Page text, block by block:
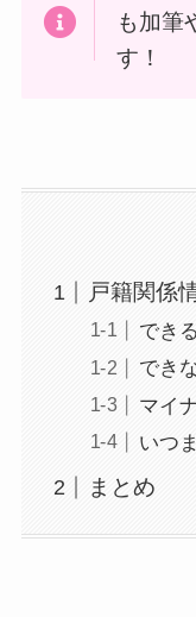
も加筆
す！
戸籍関係
でき
でき
マイ
いつ
まとめ